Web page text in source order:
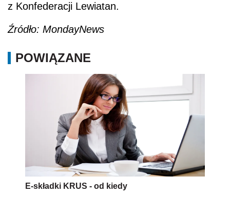
z Konfederacji Lewiatan.
Źródło: MondayNews
POWIĄZANE
E-składki KRUS - od kiedy